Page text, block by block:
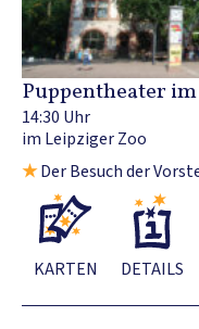
Puppentheater
14:30 Uhr
im Leipziger Zoo
★Der Besuch der
KARTEN DETAILS